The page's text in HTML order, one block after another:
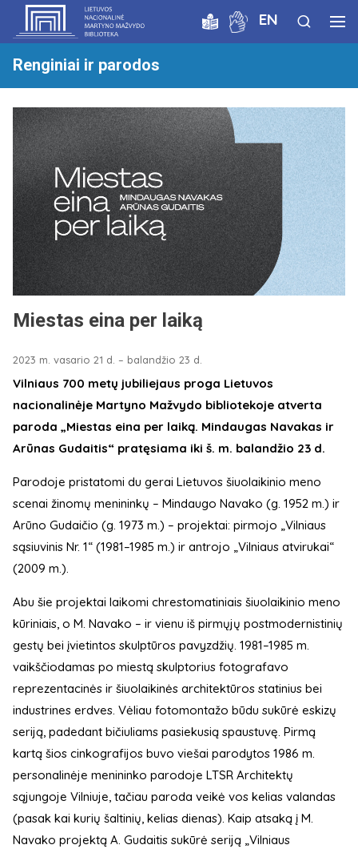
EN
Renginiai ir parodos
Miestas eina per laiką
2023 m. vasario 21 d. – balandžio 23 d.
Vilniaus 700 metų jubiliejaus proga Lietuvos
nacionalinėje Martyno Mažvydo bibliotekoje atverta
paroda „Miestas eina per laiką. Mindaugas Navakas ir
Arūnas Gudaitis“ pratęsiama iki š. m. balandžio 23 d.
Parodoje pristatomi du gerai Lietuvos šiuolaikinio meno
scenai žinomų menininkų – Mindaugo Navako (g. 1952 m.) ir
Arūno Gudaičio (g. 1973 m.) – projektai: pirmojo „Vilniaus
sąsiuvinis Nr. 1“ (1981–1985 m.) ir antrojo „Vilniaus atvirukai“
(2009 m.).
Abu šie projektai laikomi chrestomatiniais šiuolaikinio meno
kūriniais, o M. Navako – ir vienu iš pirmųjų postmodernistinių
gestų bei įvietintos skulptūros pavyzdžių. 1981–1985 m.
vaikščiodamas po miestą skulptorius fotografavo
reprezentacinės ir šiuolaikinės architektūros statinius bei
industrines erdves. Vėliau fotomontažo būdu sukūrė eskizų
seriją, padedant bičiuliams pasiekusią spaustuvę. Pirmą
kartą šios cinkografijos buvo viešai parodytos 1986 m.
personalinėje menininko parodoje LTSR Architektų
sąjungoje Vilniuje, tačiau paroda veikė vos kelias valandas
(pasak kai kurių šaltinių, kelias dienas). Kaip atsaką į M.
Navako projektą A. Gudaitis sukūrė seriją „Vilniaus